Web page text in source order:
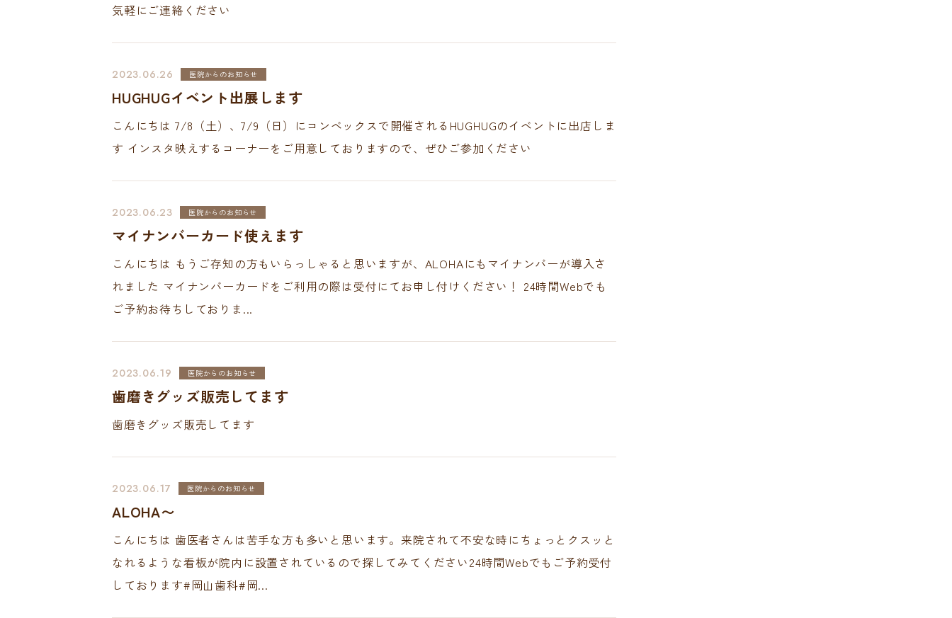
Clinic Contents
ホーム
コンセプト
ドクター紹介
料金表
採用情報
アクセス・医院案内
LINE相談
ALOHAごうだ歯科ブログ
小児歯科・小児矯正
矯正歯科
お電話でのご予約・ご相談
086-363-1881
気軽にご連絡ください
2023.06.26 医院からのお知らせ
HUGHUGイベント出展します
こんにちは 7/8（土）、7/9（日）にコンベックスで開催されるHUGHUGのイベントに出店しま
す インスタ映えするコーナーをご用意しておりますので、ぜひご参加ください
2023.06.23 医院からのお知らせ
マイナンバーカード使えます
こんにちは もうご存知の方もいらっしゃると思いますが、ALOHAにもマイナンバーが導入さ
れました マイナンバーカードをご利用の際は受付にてお申し付けください！ 24時間Webでも
ご予約お待ちしておりま...
2023.06.19 医院からのお知らせ
歯磨きグッズ販売してます
歯磨きグッズ販売してます
2023.06.17 医院からのお知らせ
ALOHA〜
こんにちは 歯医者さんは苦手な方も多いと思います。来院されて不安な時にちょっとクスッと
なれるような看板が院内に設置されているので探してみてください24時間Webでもご予約受付
しております#岡山歯科#岡...